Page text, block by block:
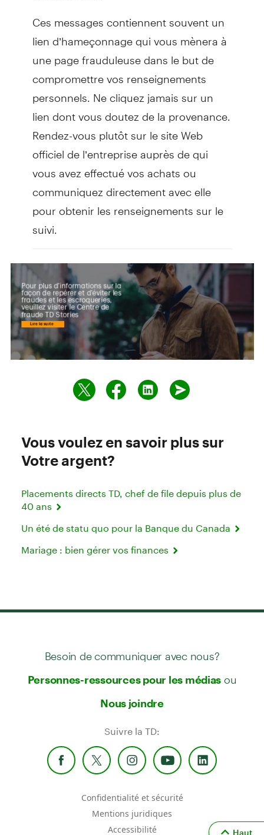
Ces messages contiennent souvent un
lien d’hameçonnage qui vous mènera à
une page frauduleuse dans le but de
compromettre vos renseignements
personnels. Ne cliquez jamais sur un
lien dont vous doutez de la provenance.
Rendez-vous plutôt sur le site Web
officiel de l’entreprise auprès de qui
vous avez effectué vos achats ou
communiquez directement avec elle
pour obtenir les renseignements sur le
suivi.
Vous voulez en savoir plus sur
Votre argent?
Placements directs TD, chef de file depuis plus de
40 ans
Un été de statu quo pour la Banque du Canada
Mariage : bien gérer vos finances
Besoin de communiquer avec nous?
Personnes-ressources pour les médias ou
Nous joindre
Suivre la TD:
Confidentialité et sécurité
Mentions juridiques
Accessibilité
Haut